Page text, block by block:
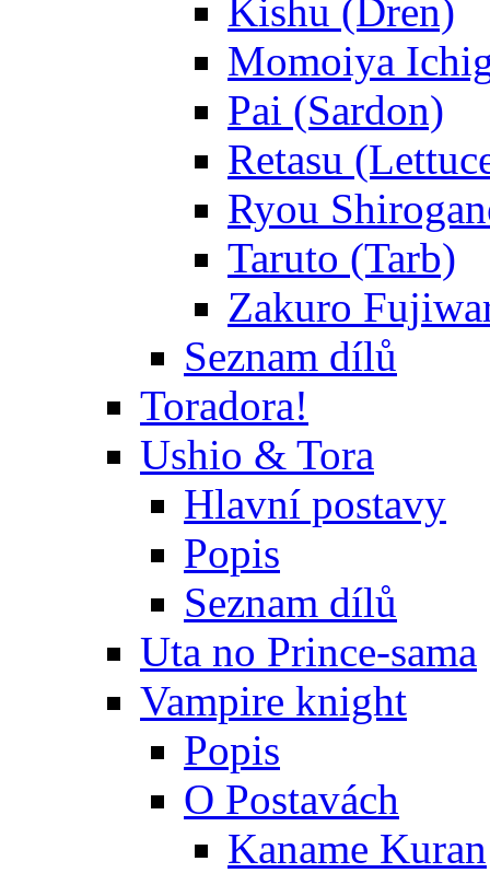
Kishu (Dren)
Momoiya
Pai (Sardon)
Retasu
Ryou
Taruto (Tarb)
Zakuro
Seznam dílů
Toradora!
Ushio & Tora
Hlavní postavy
Popis
Seznam dílů
Uta no Prince-sama
Vampire knight
Popis
O Postavách
Kaname Kuran